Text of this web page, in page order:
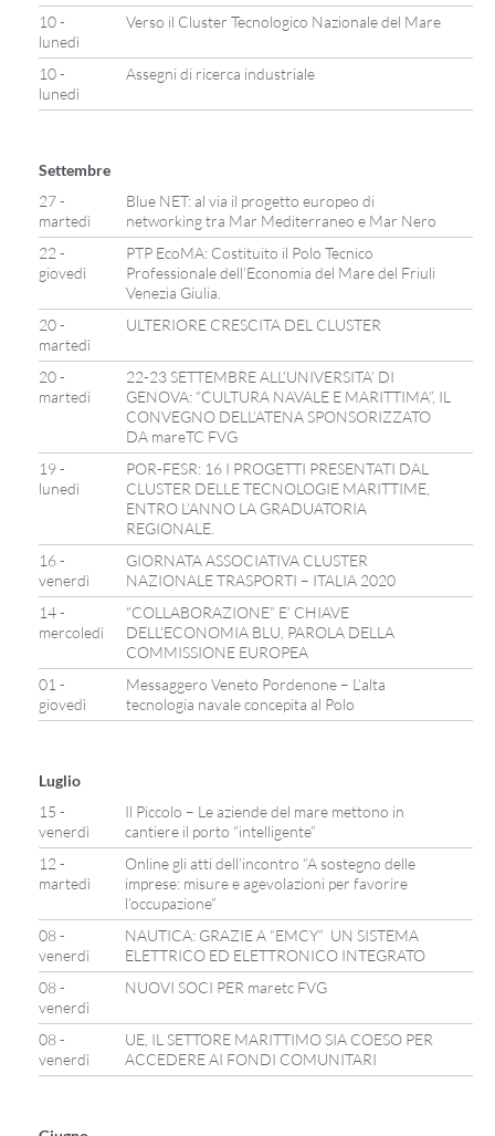
10 -
lunedì
Verso il Cluster Tecnologico Nazionale del Mare
10 -
lunedì
Assegni di ricerca industriale
Settembre
27 -
martedì
Blue NET: al via il progetto europeo di
networking tra Mar Mediterraneo e Mar Nero
22 -
giovedì
PTP EcoMA: Costituito il Polo Tecnico
Professionale dell’Economia del Mare del Friuli
Venezia Giulia.
20 -
martedì
ULTERIORE CRESCITA DEL CLUSTER
20 -
martedì
22-23 SETTEMBRE ALL’UNIVERSITA’ DI
GENOVA: “CULTURA NAVALE E MARITTIMA”, IL
CONVEGNO DELL’ATENA SPONSORIZZATO
DA mareTC FVG
19 -
lunedì
POR-FESR: 16 I PROGETTI PRESENTATI DAL
CLUSTER DELLE TECNOLOGIE MARITTIME,
ENTRO L’ANNO LA GRADUATORIA
REGIONALE.
16 -
venerdì
GIORNATA ASSOCIATIVA CLUSTER
NAZIONALE TRASPORTI – ITALIA 2020
14 -
mercoledì
“COLLABORAZIONE” E’ CHIAVE
DELL’ECONOMIA BLU, PAROLA DELLA
COMMISSIONE EUROPEA
01 -
giovedì
Messaggero Veneto Pordenone – L’alta
tecnologia navale concepita al Polo
Luglio
15 -
venerdì
Il Piccolo – Le aziende del mare mettono in
cantiere il porto “intelligente”
12 -
martedì
Online gli atti dell’incontro “A sostegno delle
imprese: misure e agevolazioni per favorire
l’occupazione”
08 -
venerdì
NAUTICA: GRAZIE A “EMCY” UN SISTEMA
ELETTRICO ED ELETTRONICO INTEGRATO
08 -
venerdì
NUOVI SOCI PER maretc FVG
08 -
venerdì
UE, IL SETTORE MARITTIMO SIA COESO PER
ACCEDERE AI FONDI COMUNITARI